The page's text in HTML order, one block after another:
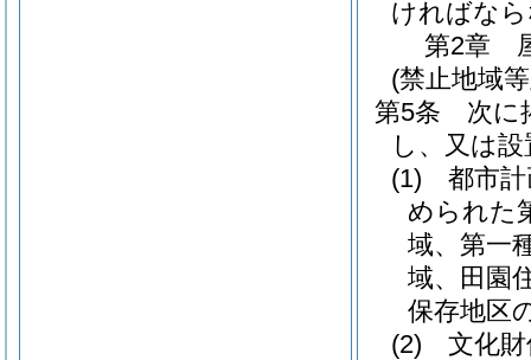
ければな
第2章
(禁止地域
第5条
次に
し、又は
(1)
都市
められた
域、第一
域、田園
保存地区
(2)
文化